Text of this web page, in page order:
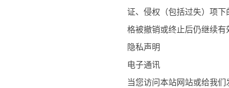
证、侵权（包括过失）项
格被撤销或终止后仍继续有
隐私声明
电子通讯
当您访问本站网站或给我